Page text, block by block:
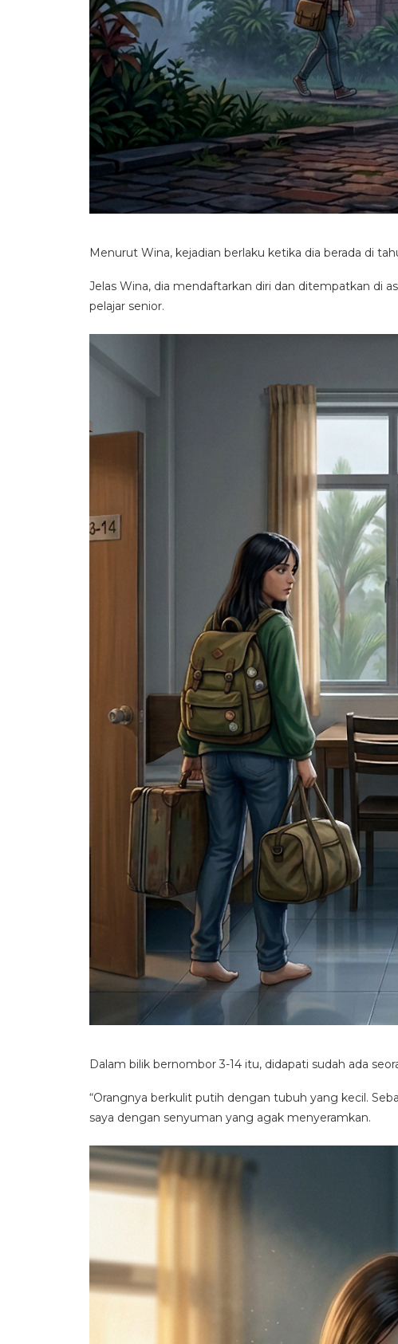
Menurut Wina, kejadian berlaku ketika dia berada di
Jelas Wina, dia mendaftarkan diri dan ditempatkan di
pelajar senior.
Dalam bilik bernombor 3-14 itu, didapati sudah ada
“Orangnya berkulit putih dengan tubuh yang kecil.
saya dengan senyuman yang agak menyeramkan.